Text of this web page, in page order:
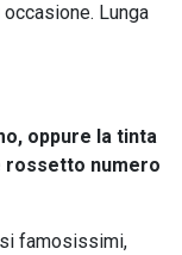
Lunga
oppure la tinta
rossetto numero
famosissimi,